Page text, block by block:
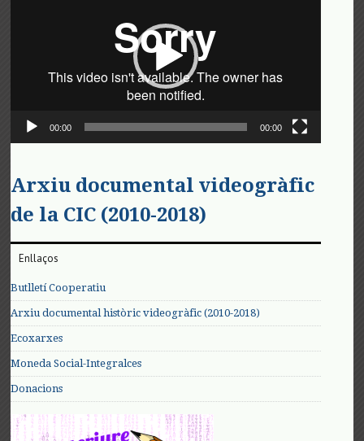
00:00 00:00
Arxiu documental videogràfic
de la CIC (2010-2018)
Enllaços
Butlletí Cooperatiu
Arxiu documental històric videogràfic (2010-2018)
Ecoxarxes
Moneda Social-Integralces
Donacions